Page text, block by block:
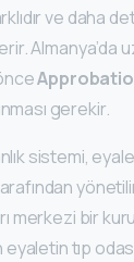
ve daha
Almanya’da
gerekir.
sistemi,
merkezi bir
tıp